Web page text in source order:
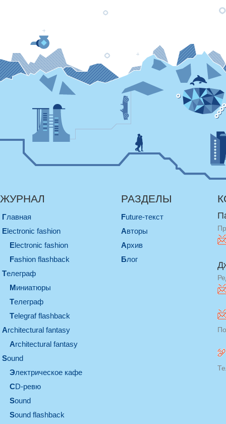
ЖУРНАЛ
Главная
electronic fashion
electronic fashion
Fashion flashback
телеграф
миниатюры
телеграф
Telegraf flashback
architectural fantasy
architectural fantasy
sound
электрическое кафе
CD-ревю
sound
Sound flashback
РАЗДЕЛЫ
Future-текст
Авторы
Архив
Блог